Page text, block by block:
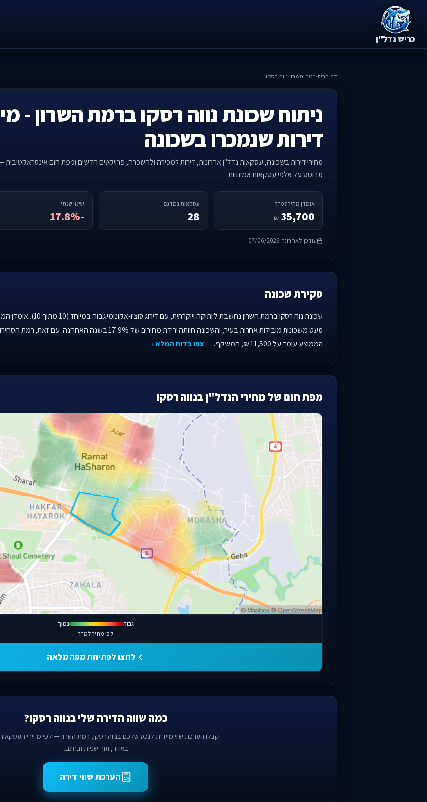
כריש נדל"ן
דף הבית›רמת השרון›נווה רסקו
ניתוח שכונת נווה רסקו ברמת השרון -
דירות שנמכרו בשכונה
מחירי דירות בשכונה, עסקאות נדל"ן אחרונות, דירות למכירה ולהשכרה, פרויקטים חדשים ומפת חום אינטראקטיבית
מבוסס על אלפי עסקאות אמיתיות
אומדן מחיר למ"ר
35,700
₪
עסקאות במדגם
28
שינוי שנתי
-17.8%
עודכן לאחרונה 07/06/2026
סקירת שכונה
הממוצע עומד על 11,500 ₪, המשקף…
צפו בדוח המלא ›
מפת חום של מחירי הנדל"ן בנווה רסקו
גבוה נמוך
לפי מחיר למ"ר
לחצו לפתיחת מפה מלאה
כמה שווה הדירה שלי בנווה רסקו?
קבלו הערכת שווי מיידית לנכס שלכם בנווה רסקו, רמת השרון — לפי מחירי
באזור, תוך שניות ובחינם.
הערכת שווי דירה